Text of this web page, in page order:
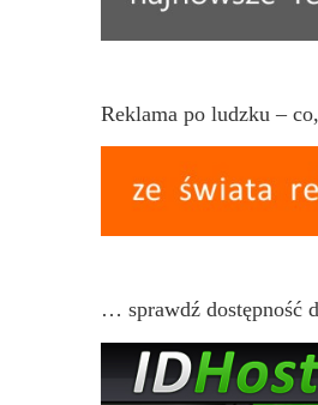
Reklama po ludzku –
… sprawdź dostępność